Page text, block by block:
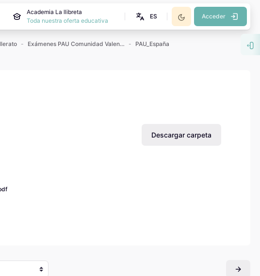
Academia La llibreta
Toda nuestra oferta educativa
ES Acceder
Exámenes PAU Comunidad Valenciana
PAU_España
Descargar carpeta